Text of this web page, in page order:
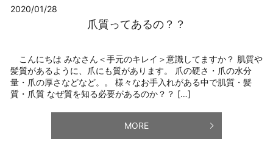
2020/01/28
爪質ってあるの？？
こんにちは みなさん＜手元のキレイ＞意識してますか？ 肌質や
髪質があるように、爪にも質があります。 爪の硬さ・爪の水分
量・爪の厚さなどなど。。 様々なお手入れがある中で肌質・髪
質・爪質 なぜ質を知る必要があるのか？？ […]
MORE